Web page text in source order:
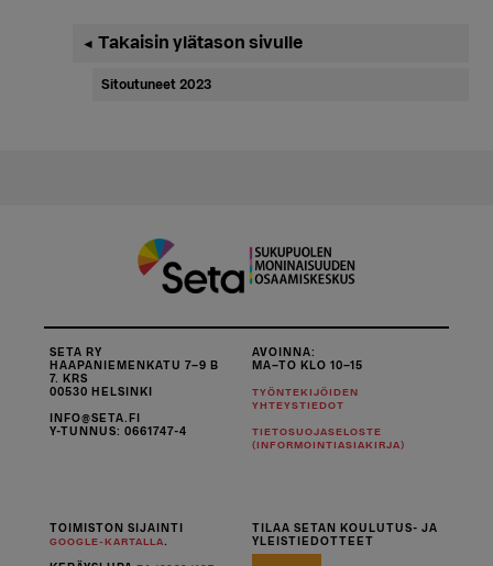
Ensisijainen
sivupalkki
◄ Takaisin ylätason sivulle
Sitoutuneet 2023
SETA RY
HAAPANIEMENKATU 7–9 B
7. KRS
00530 HELSINKI
INFO@SETA.FI
Y-TUNNUS: 0661747-4
AVOINNA:
MA–TO KLO 10–15
TYÖNTEKIJÖIDEN
YHTEYSTIEDOT
TIETOSUOJASELOSTE
(INFORMOINTIASIAKIRJA)
TOIMISTON SIJAINTI
GOOGLE-KARTALLA.
TILAA SETAN KOULUTUS- JA
YLEISTIEDOTTEET